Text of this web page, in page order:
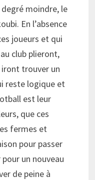
moindre, le
En l’absence
joueurs et qui
club plieront,
iront trouver un
reste logique et
est leur
que ces
fermes et
pour passer
un nouveau
de peine à